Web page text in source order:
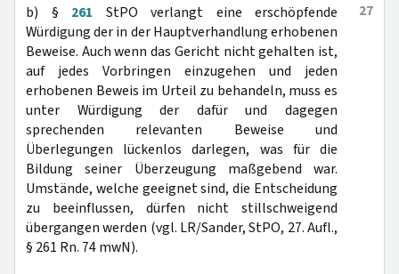
27
b) § 261 StPO verlangt eine erschöpfende
Würdigung der in der Hauptverhandlung erhobenen
Beweise. Auch wenn das Gericht nicht gehalten ist,
auf jedes Vorbringen einzugehen und jeden
erhobenen Beweis im Urteil zu behandeln, muss es
unter Würdigung der dafür und dagegen
sprechenden relevanten Beweise und
Überlegungen lückenlos darlegen, was für die
Bildung seiner Überzeugung maßgebend war.
Umstände, welche geeignet sind, die Entscheidung
zu beeinflussen, dürfen nicht stillschweigend
übergangen werden (vgl. LR/Sander, StPO, 27. Aufl.,
§ 261 Rn. 74 mwN).